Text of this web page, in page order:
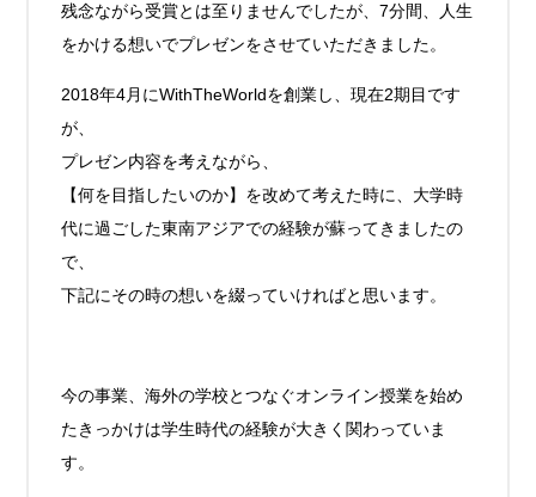
残念ながら受賞とは至りませんでしたが、7分間、人生
をかける想いでプレゼンをさせていただきました。
2018年4月にWithTheWorldを創業し、現在2期目です
が、
プレゼン内容を考えながら、
【何を目指したいのか】を改めて考えた時に、大学時
代に過ごした東南アジアでの経験が蘇ってきましたの
で、
下記にその時の想いを綴っていければと思います。
今の事業、海外の学校とつなぐオンライン授業を始め
たきっかけは学生時代の経験が大きく関わっていま
す。